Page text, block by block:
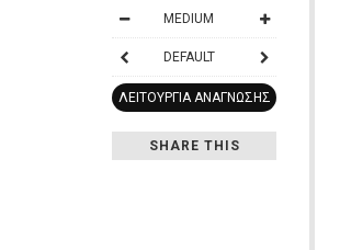
MEDIUM
DEFAULT
ΛΕΙΤΟΥΡΓΊΑ ΑΝΆΓΝΩΣΗΣ
SHARE THIS